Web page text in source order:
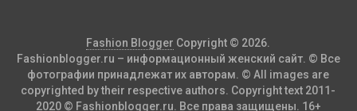
Fashion Blogger Copyright © 2026.
Fashionblogger.ru – информационный женский сайт. © Все
фотографии принадлежат их авторам. © All images are
copyrighted by their respective authors. Copyright text 2011-
2020 © Fashionblogger.ru. Все права защищены. 16+